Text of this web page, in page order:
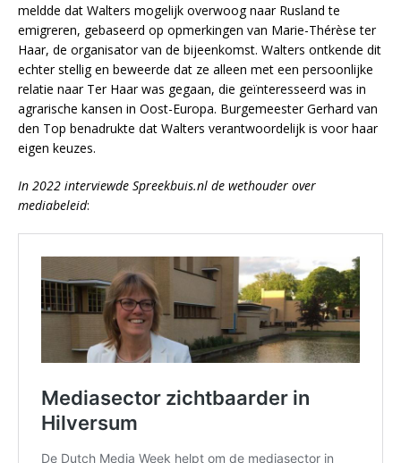
meldde dat Walters mogelijk overwoog naar Rusland te
emigreren, gebaseerd op opmerkingen van Marie-Thérèse ter
Haar, de organisator van de bijeenkomst. Walters ontkende dit
echter stellig en beweerde dat ze alleen met een persoonlijke
relatie naar Ter Haar was gegaan, die geïnteresseerd was in
agrarische kansen in Oost-Europa. Burgemeester Gerhard van
den Top benadrukte dat Walters verantwoordelijk is voor haar
eigen keuzes.
In 2022 interviewde Spreekbuis.nl de wethouder over
mediabeleid: